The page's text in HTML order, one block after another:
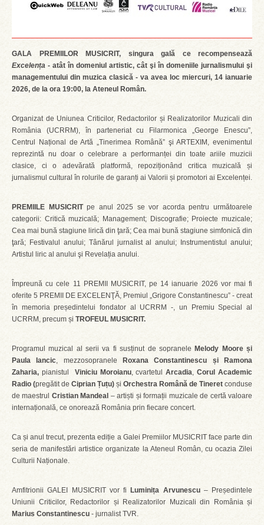
GALA PREMIILOR MUSICRIT, singura gală ce recompensează
Excelența - atât în domeniul artistic, cât şi în domeniile jurnalismului şi
managementului din muzica clasică - va avea loc miercuri, 14 ianuarie
2026, de la ora 19:00, la Ateneul Român.
Organizat de Uniunea Criticilor, Redactorilor și Realizatorilor Muzicali din
România (UCRRM), în parteneriat cu Filarmonica „George Enescu”,
Centrul Național de Artă „Tinerimea Română” şi ARTEXIM, evenimentul
reprezintă nu doar o celebrare a performanței din toate ariile muzicii
clasice, ci o adevărată platformă, repoziționând critica muzicală și
jurnalismul cultural în rolurile de garanți ai Valorii și promotori ai Excelenței.
PREMIILE MUSICRITpe anul 2025 se vor acorda pentru următoarele
categorii: Critică muzicală; Management; Discografie; Proiecte muzicale;
Cea mai bună stagiune lirică din ţară; Cea mai bună stagiune simfonică din
ţară; Festivalul anului; Tânărul jurnalist al anului; Instrumentistul anului;
Artistul liric al anului şi Revelația anului.
Împreună cu cele 11 PREMII MUSICRIT, pe 14 ianuarie 2026 vor mai fi
oferite 5 PREMII DE EXCELENŢĂ, Premiul „Grigore Constantinescu” - creat
în memoria președintelui fondator al UCRRM -, un Premiu Special al
UCRRM, precum și TROFEUL MUSICRIT.
Programul muzical al serii va fi susținut de sopranele Melody Moore și
Paula Iancic, mezzosopranele
Roxana Constantinescu și Ramona
Zaharia, pianistul Viniciu Moroianu, cvartetulArcadia,Corul Academic
Radio (pregătit de Ciprian Țuțu) și Orchestra Română de Tineret conduse
de maestrul Cristian Mandeal – artiști și formații muzicale de certă valoare
internațională, ce onorează România prin fiecare concert.
Ca și anul trecut, prezenta ediție a Galei Premiilor MUSICRIT face parte din
seria de manifestări artistice organizate la Ateneul Român, cu ocazia Zilei
Culturii Naționale.
Amfitrionii GALEI MUSICRIT vor fi Luminița Arvunescu– Președintele
Uniunii Criticilor, Redactorilor și Realizatorilor Muzicali din România și
Marius Constantinescu - jurnalist TVR.